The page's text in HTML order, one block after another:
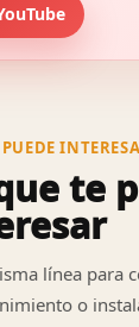
te
línea para
o